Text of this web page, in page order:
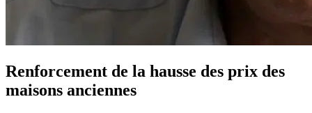
Renforcement de la hausse des prix des
maisons anciennes